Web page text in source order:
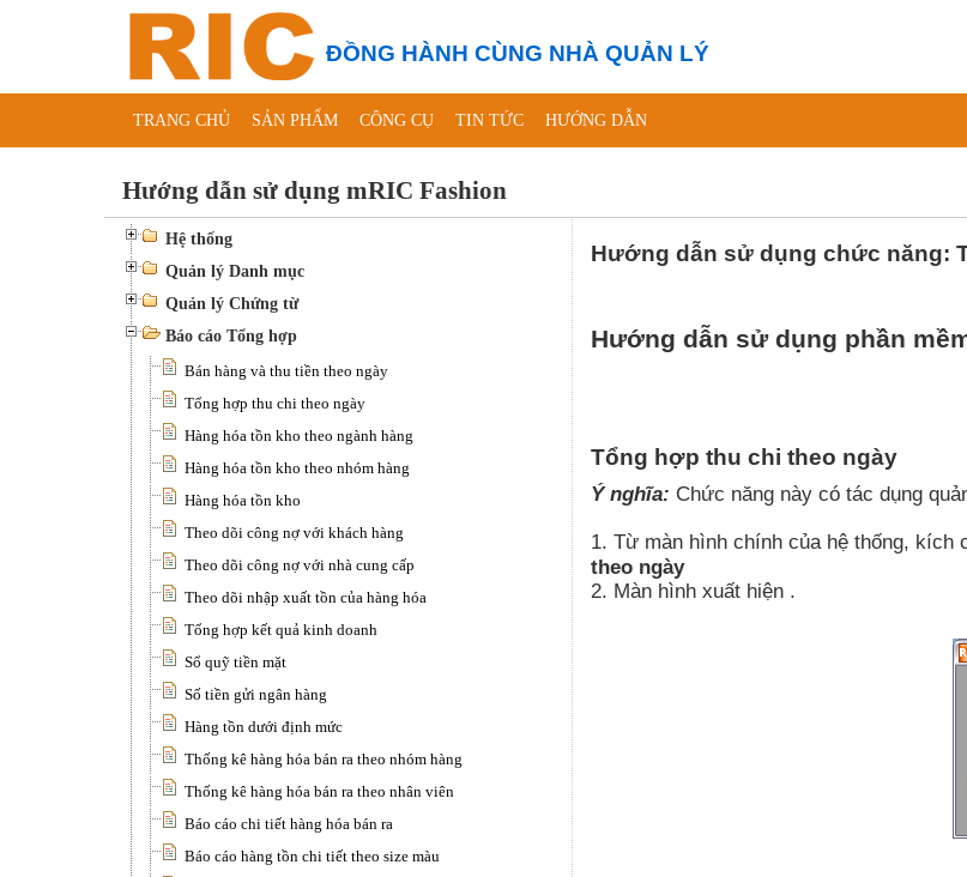
ĐỒNG HÀNH CÙNG NHÀ QUẢN LÝ
TRANG CHỦ SẢN PHẨM CÔNG CỤ TIN TỨC HƯỚNG DẪN
Hướng dẫn sử dụng mRIC Fashion
Hệ thống
Quản lý Danh mục
Quản lý Chứng từ
Báo cáo Tổng hợp
Bán hàng và thu tiền theo ngày
Tổng hợp thu chi theo ngày
Hàng hóa tồn kho theo ngành hàng
Hàng hóa tồn kho theo nhóm hàng
Hàng hóa tồn kho
Theo dõi công nợ với khách hàng
Theo dõi công nợ với nhà cung cấp
Theo dõi nhập xuất tồn của hàng hóa
Tổng hợp kết quả kinh doanh
Sổ quỹ tiền mặt
Số tiền gửi ngân hàng
Hàng tồn dưới định mức
Thống kê hàng hóa bán ra theo nhóm hàng
Thống kê hàng hóa bán ra theo nhân viên
Báo cáo chi tiết hàng hóa bán ra
Báo cáo hàng tồn chi tiết theo size màu
Hướng dẫn sử dụng chức năng:
Hướng dẫn sử dụng phần
Tổng hợp thu chi theo ngày
Ý nghĩa: Chức năng này có tác dụng
1. Từ màn hình chính của hệ thống,
theo ngày
2. Màn hình xuất hiện .